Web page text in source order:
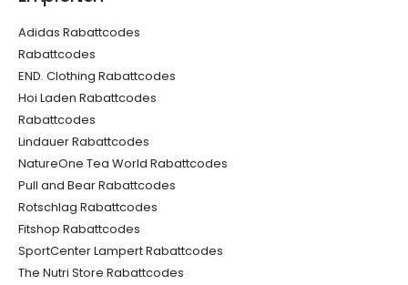
Adidas Rabattcodes
Rabattcodes
END. Clothing Rabattcodes
Hoi Laden Rabattcodes
Rabattcodes
Lindauer Rabattcodes
NatureOne Tea World Rabattcodes
Pull and Bear Rabattcodes
Rotschlag Rabattcodes
Fitshop Rabattcodes
SportCenter Lampert Rabattcodes
The Nutri Store Rabattcodes